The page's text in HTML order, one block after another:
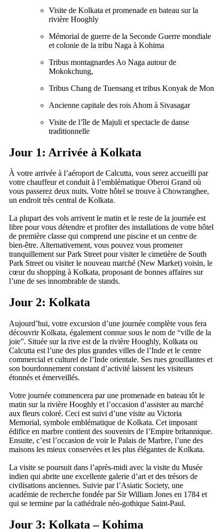
Visite de Kolkata et promenade en bateau sur la
rivière Hooghly
Mémorial de guerre de la Seconde Guerre mondiale
et colonie de la tribu Naga à Kohima
Tribus montagnardes Ao Naga autour de
Mokokchung,
Tribus Chang de Tuensang et tribus Konyak de Mon
Ancienne capitale des rois Ahom à Sivasagar
Visite de l’île de Majuli et spectacle de danse
traditionnelle
Jour 1: Arrivée à Kolkata
À votre arrivée à l’aéroport de Calcutta, vous serez accueilli par
votre chauffeur et conduit à l’emblématique Oberoi Grand où
vous passerez deux nuits. Votre hôtel se trouve à Chowranghee,
un endroit très central de Kolkata.
La plupart des vols arrivent le matin et le reste de la journée est
libre pour vous détendre et profiter des installations de votre hôtel
de première classe qui comprend une piscine et un centre de
bien-être. Alternativement, vous pouvez vous promener
tranquillement sur Park Street pour visiter le cimetière de South
Park Street ou visiter le nouveau marché (New Market) voisin, le
cœur du shopping à Kolkata, proposant de bonnes affaires sur
l’une de ses innombrable de stands.
Jour 2: Kolkata
Aujourd’hui, votre excursion d’une journée complète vous fera
découvrir Kolkata, également connue sous le nom de “ville de la
joie”. Située sur la rive est de la rivière Hooghly, Kolkata ou
Calcutta est l’une des plus grandes villes de l’Inde et le centre
commercial et culturel de l’Inde orientale. Ses rues grouillantes et
son bourdonnement constant d’activité laissent les visiteurs
étonnés et émerveillés.
Votre journée commencera par une promenade en bateau tôt le
matin sur la rivière Hooghly et l’occasion d’assister au marché
aux fleurs coloré. Ceci est suivi d’une visite au Victoria
Memorial, symbole emblématique de Kolkata. Cet imposant
édifice en marbre contient des souvenirs de l’Empire britannique.
Ensuite, c’est l’occasion de voir le Palais de Marbre, l’une des
maisons les mieux conservées et les plus élégantes de Kolkata.
La visite se poursuit dans l’après-midi avec la visite du Musée
indien qui abrite une excellente galerie d’art et des trésors de
civilisations anciennes. Suivie par l’Asiatic Society, une
académie de recherche fondée par Sir William Jones en 1784 et
qui se termine par la cathédrale néo-gothique Saint-Paul.
Jour 3: Kolkata – Kohima